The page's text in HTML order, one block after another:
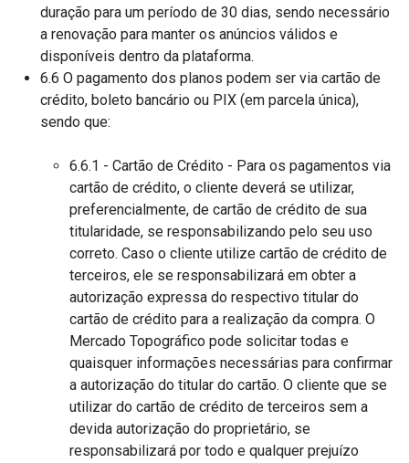
duração para um período de 30 dias, sendo necessário
a renovação para manter os anúncios válidos e
disponíveis dentro da plataforma.
6.6 O pagamento dos planos podem ser via cartão de
crédito, boleto bancário ou PIX (em parcela única),
sendo que:
6.6.1 - Cartão de Crédito - Para os pagamentos via
cartão de crédito, o cliente deverá se utilizar,
preferencialmente, de cartão de crédito de sua
titularidade, se responsabilizando pelo seu uso
correto. Caso o cliente utilize cartão de crédito de
terceiros, ele se responsabilizará em obter a
autorização expressa do respectivo titular do
cartão de crédito para a realização da compra. O
Mercado Topográfico pode solicitar todas e
quaisquer informações necessárias para confirmar
a autorização do titular do cartão. O cliente que se
utilizar do cartão de crédito de terceiros sem a
devida autorização do proprietário, se
responsabilizará por todo e qualquer prejuízo